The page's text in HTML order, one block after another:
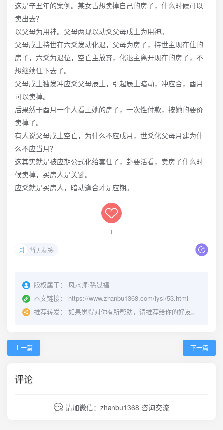
这是辛丑年的案例。某女占想卖掉自己的房子，什么时候可以
卖出去？
以父母为用神。父母两现以动爻父母戌土为用神。
父母戌土持世在六爻发动化退，父母为房子，持世主现在住的
房子，六爻为退位，空亡主放弃，化退主离开现在的房子，不
想继续住下去了。
父母戌土独发冲应爻父母辰土，引起辰土暗动，冲应合，酉月
可以卖掉。
后果然于酉月一个人看上她的房子，一次性付款，按她的要价
卖掉了。
有人说父母戌土空亡，为什么不应戌月，世爻化父母月建为什
么不应当月？
这其实就是被应期公式化给套住了，卦要活看，卖房子什么时
候卖掉，买房人是关键。
应爻就是买房人，暗动逢合才是应期。
1
暂无标签
版权属于：
风水师:孫晟福
本文链接：
https://www.zhanbu1368.com/lysl/53.html
推荐转发：
如果觉得对你有所帮助，请推荐给你的好友。
上一篇 下一篇
评论
请加微信：zhanbu1368 咨询交流